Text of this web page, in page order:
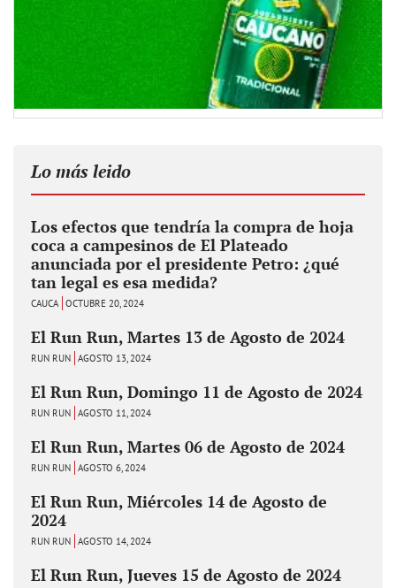
Lo más leido
Los efectos que tendría la compra de hoja
coca a campesinos de El Plateado
anunciada por el presidente Petro: ¿qué
tan legal es esa medida?
CAUCA OCTUBRE 20, 2024
El Run Run, Martes 13 de Agosto de 2024
RUN RUN AGOSTO 13, 2024
El Run Run, Domingo 11 de Agosto de 2024
RUN RUN AGOSTO 11, 2024
El Run Run, Martes 06 de Agosto de 2024
RUN RUN AGOSTO 6, 2024
El Run Run, Miércoles 14 de Agosto de
2024
RUN RUN AGOSTO 14, 2024
El Run Run, Jueves 15 de Agosto de 2024